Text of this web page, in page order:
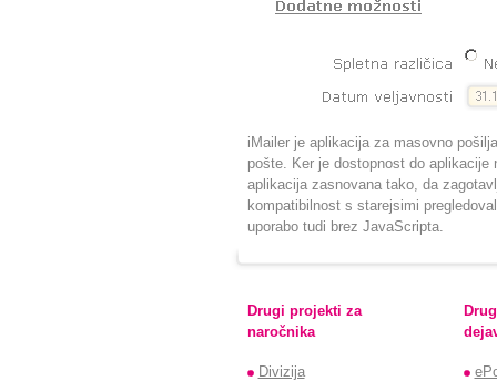
iMailer je aplikacija za masovno
pošte. Ker je dostopnost do aplikacije
aplikacija zasnovana tako, da
kompatibilnost s starejsimi
uporabo tudi brez JavaScripta.
Drugi projekti za
naročnika
Divizija